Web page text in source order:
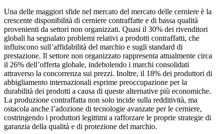
Una delle maggiori sfide nel mercato del mercato delle cerniere è la
crescente disponibilità di cerniere contraffatte e di bassa qualità
provenienti da settori non organizzati. Quasi il 30% dei rivenditori
globali ha segnalato problemi relativi a prodotti contraffatti, che
influiscono sull’affidabilità del marchio e sugli standard di
prestazione. Il settore non organizzato rappresenta attualmente circa
il 26% dell’offerta globale, indebolendo i marchi consolidati
attraverso la concorrenza sui prezzi. Inoltre, il 18% dei produttori di
abbigliamento internazionali esprime preoccupazione per la
durabilità dei prodotti a causa di queste alternative più economiche.
La produzione contraffatta non solo incide sulla redditività, ma
ostacola anche l’adozione di tecnologie avanzate per le cerniere,
costringendo i produttori legittimi a rafforzare le proprie strategie di
garanzia della qualità e di protezione del marchio.